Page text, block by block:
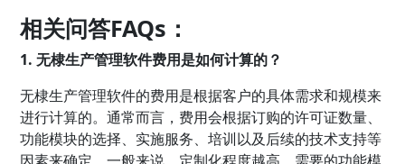
相关问答FAQs：
1. 无棣生产管理软件费用是如何计算的？
无棣生产管理软件的费用是根据客户的具体需求和规模来
进行计算的。通常而言，费用会根据订购的许可证数量、
功能模块的选择、实施服务、培训以及后续的技术支持等